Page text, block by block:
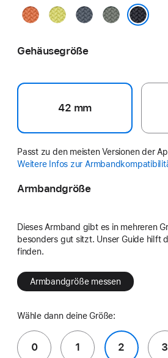
KurkumaNeongelbMaritimblau
Grüngrau
Gehäusegröße
42 mm
Passt zu den meisten Versionen der
Weitere Infos zur
Armbandgröße
Dieses Armband gibt es in mehreren
besonders gut sitzt. Unser Guide hilft
finden.
Armbandgröße messen
Wähle dann deine Größe:
0 1 2 3